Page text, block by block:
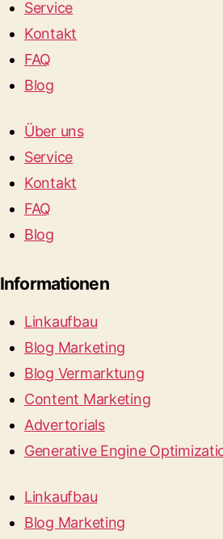
Service
Kontakt
FAQ
Blog
Über uns
Service
Kontakt
FAQ
Blog
Informationen
Linkaufbau
Blog Marketing
Blog Vermarktung
Content Marketing
Advertorials
Generative Engine
Linkaufbau
Blog Marketing